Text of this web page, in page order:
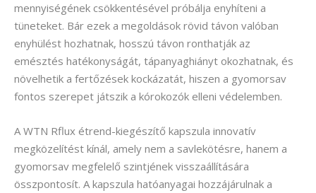
mennyiségének csökkentésével próbálja enyhíteni a
tüneteket. Bár ezek a megoldások rövid távon valóban
enyhülést hozhatnak, hosszú távon ronthatják az
emésztés hatékonyságát, tápanyaghiányt okozhatnak, és
növelhetik a fertőzések kockázatát, hiszen a gyomorsav
fontos szerepet játszik a kórokozók elleni védelemben.
A WTN Rflux étrend-kiegészítő kapszula innovatív
megközelítést kínál, amely nem a savlekötésre, hanem a
gyomorsav megfelelő szintjének visszaállítására
összpontosít. A kapszula hatóanyagai hozzájárulnak a